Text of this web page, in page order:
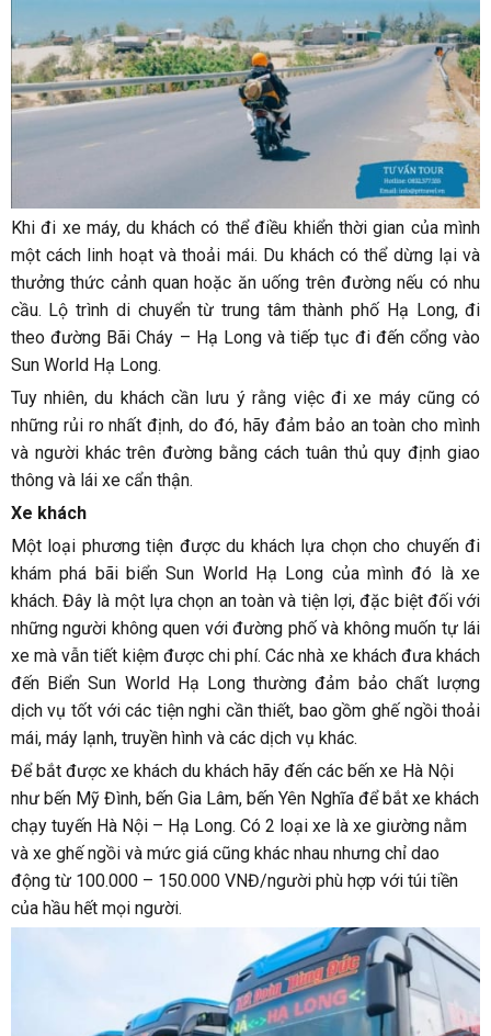
Khi đi xe máy, du khách có thể điều khiển thời gian của mình
một cách linh hoạt và thoải mái. Du khách có thể dừng lại và
thưởng thức cảnh quan hoặc ăn uống trên đường nếu có nhu
cầu. Lộ trình di chuyển từ trung tâm thành phố Hạ Long, đi
theo đường Bãi Cháy – Hạ Long và tiếp tục đi đến cổng vào
Sun World Hạ Long.
Tuy nhiên, du khách cần lưu ý rằng việc đi xe máy cũng có
những rủi ro nhất định, do đó, hãy đảm bảo an toàn cho mình
và người khác trên đường bằng cách tuân thủ quy định giao
thông và lái xe cẩn thận.
Xe khách
Một loại phương tiện được du khách lựa chọn cho chuyến đi
khám phá bãi biển Sun World Hạ Long của mình đó là xe
khách. Đây là một lựa chọn an toàn và tiện lợi, đặc biệt đối với
những người không quen với đường phố và không muốn tự lái
xe mà vẫn tiết kiệm được chi phí. Các nhà xe khách đưa khách
đến Biển Sun World Hạ Long thường đảm bảo chất lượng
dịch vụ tốt với các tiện nghi cần thiết, bao gồm ghế ngồi thoải
mái, máy lạnh, truyền hình và các dịch vụ khác.
Để bắt được xe khách du khách hãy đến các bến xe Hà Nội
như bến Mỹ Đình, bến Gia Lâm, bến Yên Nghĩa để bắt xe khách
chạy tuyến Hà Nội – Hạ Long. Có 2 loại xe là xe giường nằm
và xe ghế ngồi và mức giá cũng khác nhau nhưng chỉ dao
động từ 100.000 – 150.000 VNĐ/người phù hợp với túi tiền
của hầu hết mọi người.